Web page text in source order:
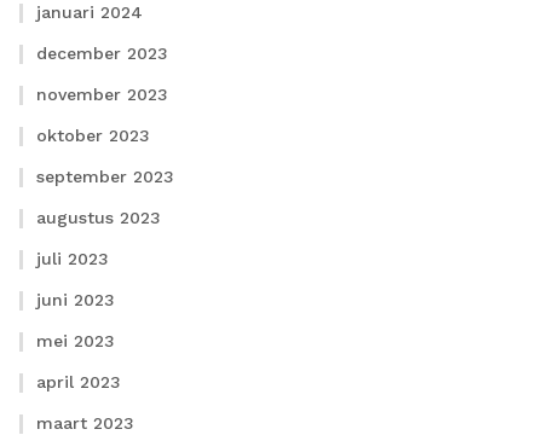
januari 2024
december 2023
november 2023
oktober 2023
september 2023
augustus 2023
juli 2023
juni 2023
mei 2023
april 2023
maart 2023